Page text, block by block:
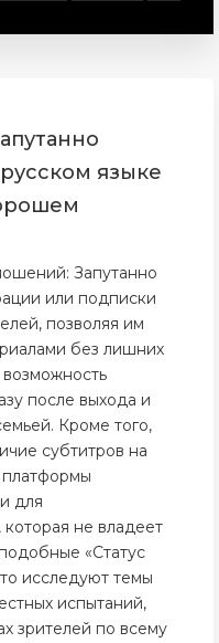
языке
Запутанно
или подписки
позволяя им
без лишних
возможность
после выхода и
Кроме того,
субтитров на
платформы
для
не владеет
«Статус
исследуют темы
испытаний,
зрителей по всему